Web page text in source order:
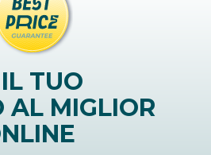
TUO
AL MIGLIOR